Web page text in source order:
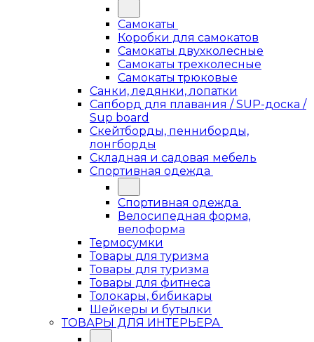
Самокаты
Коробки для самокатов
Самокаты двухколесные
Самокаты трехколесные
Самокаты трюковые
Санки, ледянки, лопатки
Сапборд для плавания / SUP-доска /
Sup board
Скейтборды, пенниборды,
лонгборды
Складная и садовая мебель
Спортивная одежда
Спортивная одежда
Велосипедная форма,
велоформа
Термосумки
Товары для туризма
Товары для туризма
Товары для фитнеса
Толокары, бибикары
Шейкеры и бутылки
ТОВАРЫ ДЛЯ ИНТЕРЬЕРА